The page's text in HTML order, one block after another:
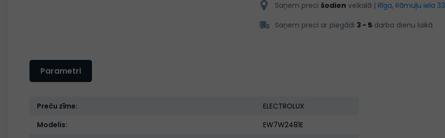
Saņem preci šodien veikalā | Rīga, Rāmuļu iela 33
Saņem preci ar piegādi 3 - 5 darba dienu laikā
Parametri
Preču zīme:
ELECTROLUX
Modelis:
EW7W2481E